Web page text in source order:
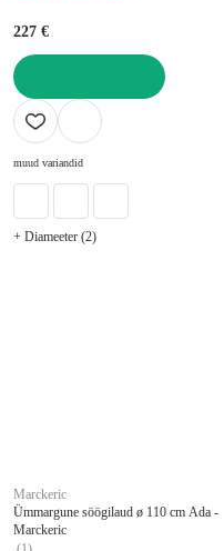
227 €
LISA OSTUKORVI
muud variandid
+ Diameeter (2)
Marckeric
Ümmargune söögilaud ø 110 cm Ada -
Marckeric